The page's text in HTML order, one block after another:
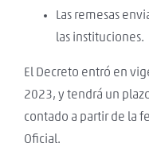
Las remesas
las instituciones.
El Decreto entró en
2023, y tendrá un
contado a partir de la
Oficial.